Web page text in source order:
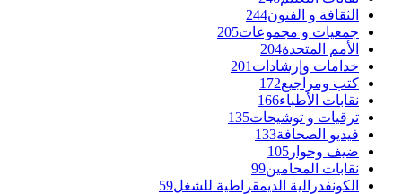
الثقافة و الفنون244
جمعيات و مجموعات205
الأمم المتحدة204
خدامات وإرشادات 201
كتب ومراجيع172
نقابات الأطباء166
ترقيات و توشيحات135
فيديو الصحافة133
ضيف وحوار 105
نقابات المحامين99
الكونفدرالية الديمقراطية للشغل59